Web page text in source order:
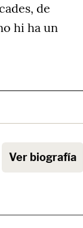
de
hi ha un
Ver biografía